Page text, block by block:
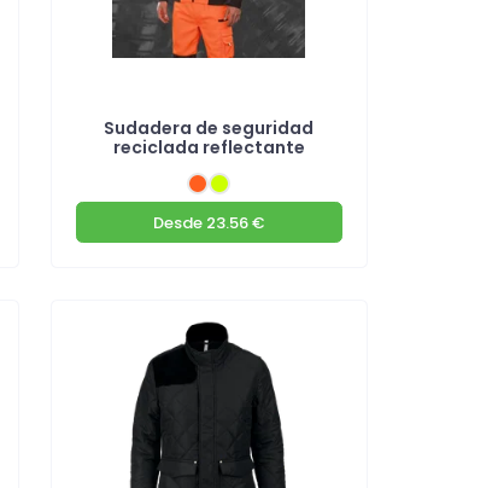
Sudadera de seguridad
reciclada reflectante
Desde 23.56 €